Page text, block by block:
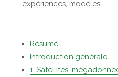
expériences, modèles.
——-
Résumé
Introduction générale
1. Satellites,